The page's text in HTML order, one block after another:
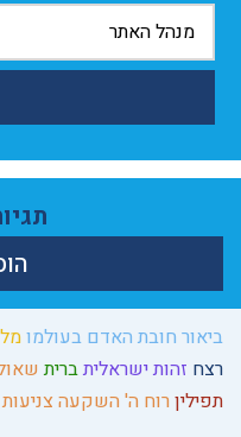
ביאור חובת האדם בעולמו
רצח זהות ישראליתברית
תפיליןרוח ה' השקעה צניעות
מנהל האתר